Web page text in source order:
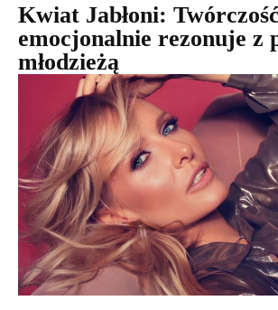
Kwiat Jabłoni:
emocjonalnie rezonuje z
młodzieżą